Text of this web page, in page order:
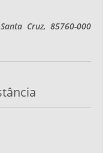
Cruz, 85760-000